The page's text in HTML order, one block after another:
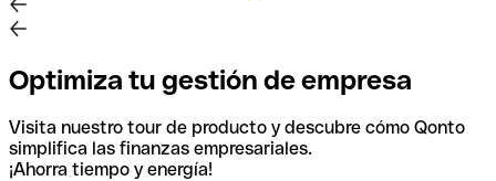
Optimiza tu gestión de empresa
Visita nuestro tour de producto y descubre cómo Qonto
simplifica las finanzas empresariales.
¡Ahorra tiempo y energía!